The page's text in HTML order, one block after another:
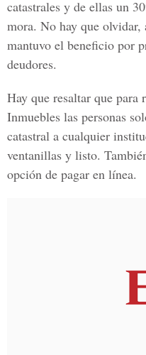
catastrales y de ellas un
mora. No hay que olvidar,
mantuvo el beneficio por
deudores.
Hay que resaltar que para
Inmuebles las personas
catastral a cualquier
ventanillas y listo.
opción de pagar en línea.